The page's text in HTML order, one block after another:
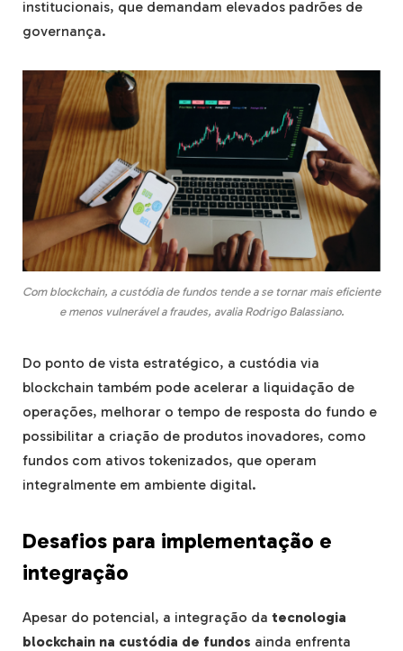
institucionais, que demandam elevados padrões de
governança.
Com blockchain, a custódia de fundos tende a se tornar mais eficiente
e menos vulnerável a fraudes, avalia Rodrigo Balassiano.
Do ponto de vista estratégico, a custódia via
blockchain também pode acelerar a liquidação de
operações, melhorar o tempo de resposta do fundo e
possibilitar a criação de produtos inovadores, como
fundos com ativos tokenizados, que operam
integralmente em ambiente digital.
Desafios para implementação e
integração
Apesar do potencial, a integração da tecnologia
blockchain na custódia de fundos ainda enfrenta